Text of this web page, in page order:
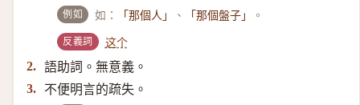
例如 如： 「那個人」 、 「那個盤子」 。
反義詞 这个
2. 語助詞。無意義。
3. 不便明言的疏失。